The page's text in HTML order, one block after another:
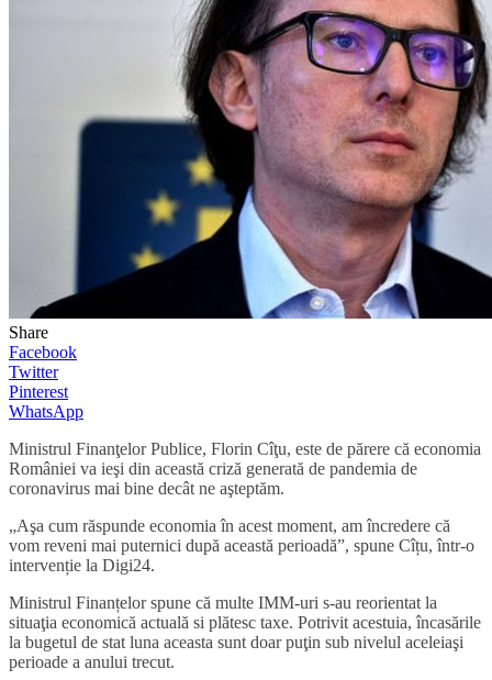
Share
Facebook
Twitter
Pinterest
WhatsApp
Ministrul Finanţelor Publice, Florin Cîţu, este de părere că economia
României va ieşi din această criză generată de pandemia de
coronavirus mai bine decât ne aşteptăm.
„Aşa cum răspunde economia în acest moment, am încredere că
vom reveni mai puternici după această perioadă”, spune Cîțu, într-o
intervenție la Digi24.
Ministrul Finanțelor spune că multe IMM-uri s-au reorientat la
situaţia economică actuală si plătesc taxe. Potrivit acestuia, încasările
la bugetul de stat luna aceasta sunt doar puţin sub nivelul aceleiaşi
perioade a anului trecut.